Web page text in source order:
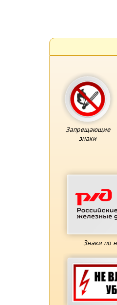
Запрещающие
знаки
Знаки по